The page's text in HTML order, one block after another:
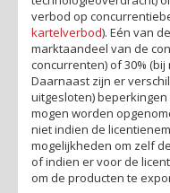
verbod op
kartelverbod). Eén van
marktaandeel van de
concurrenten) of 30%
Daarnaast zijn er
uitgesloten)
mogen worden
niet indien de
mogelijkheden om zelf
of indien er voor de
om de producten te